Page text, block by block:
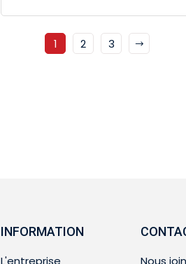
1 2 3
INFORMATION
L'entreprise
Nous